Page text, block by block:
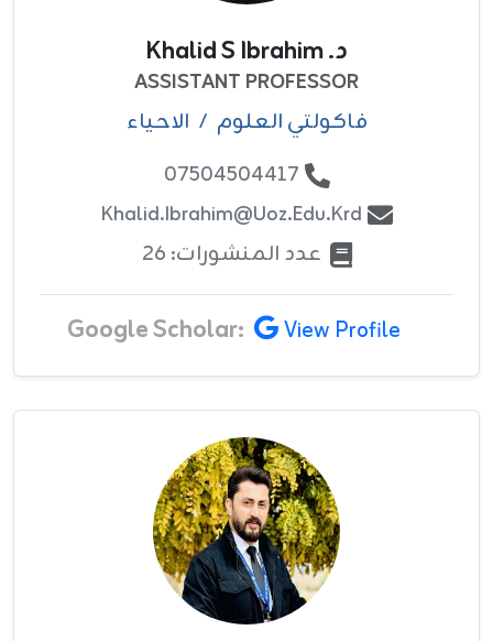
د. Khalid S Ibrahim
ASSISTANT PROFESSOR
فاکولتي العلوم / الاحياء
07504504417
Khalid.ibrahim@uoz.edu.krd
عدد المنشورات: 26
Google Scholar: View Profile